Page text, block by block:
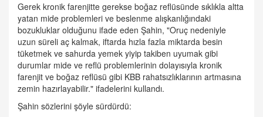
Gerek kronik farenjitte gerekse boğaz reflüsünde sıklıkla altta
yatan mide problemleri ve beslenme alışkanlığındaki
bozukluklar olduğunu ifade eden Şahin, "Oruç nedeniyle
uzun süreli aç kalmak, iftarda hızla fazla miktarda besin
tüketmek ve sahurda yemek yiyip takiben uyumak gibi
durumlar mide ve reflü problemlerinin dolayısıyla kronik
farenjit ve boğaz reflüsü gibi KBB rahatsızlıklarının artmasına
zemin hazırlayabilir." ifadelerini kullandı.
Şahin sözlerini şöyle sürdürdü: